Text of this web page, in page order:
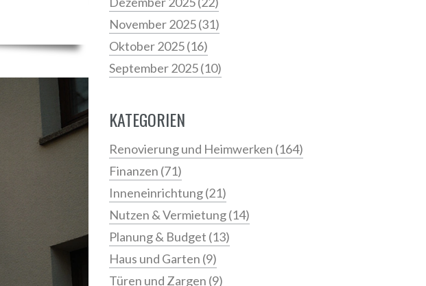
November 2025(31)
Oktober 2025(16)
September 2025(10)
KATEGORIEN
Renovierung und Heimwerken (164)
Finanzen (71)
Inneneinrichtung(21)
Nutzen & Vermietung(14)
Planung & Budget (13)
Haus und Garten (9)
Türen und Zargen (9)